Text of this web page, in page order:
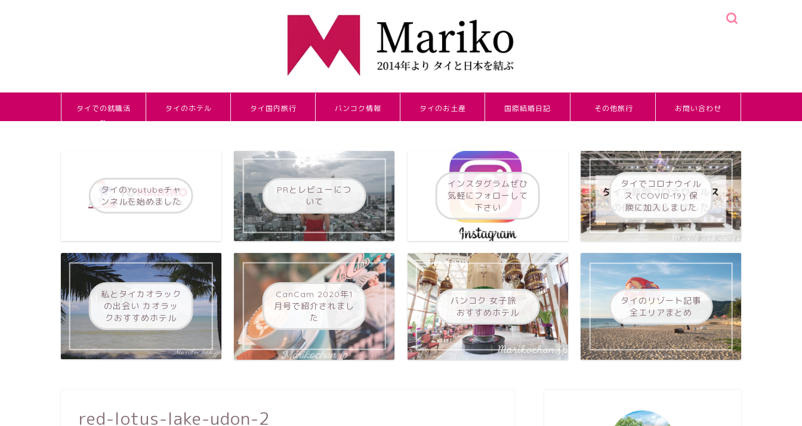
タイでの就職活
動
タイのホテル タイ国内旅行 バンコク情報 タイのお土産 国際結婚日記 その他旅行 お問い合わせ
タイのYoutubeチャ
ンネルを始めました
PRとレビューにつ
いて
インスタグラムぜひ
気軽にフォローして
下さい
タイでコロナウイル
ス (COVID-19) 保
険に加入しました
私とタイカオラック
の出会い カオラッ
クおすすめホテル
CanCam 2020年1
月号で紹介されまし
た
バンコク 女子旅
おすすめホテル
タイのリゾート記事
全エリアまとめ
red-lotus-lake-udon-2